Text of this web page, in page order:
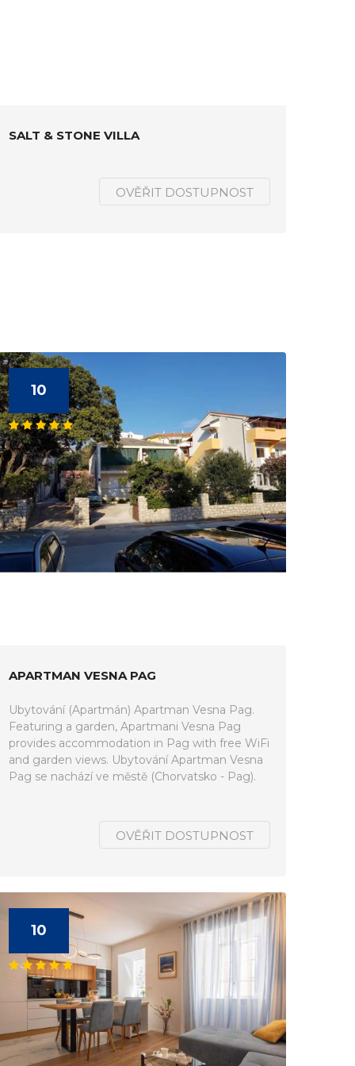
SALT & STONE VILLA
OVĚŘIT DOSTUPNOST
10
APARTMAN VESNA PAG
Ubytování (Apartmán) Apartman Vesna Pag.
Featuring a garden, Apartmani Vesna Pag
provides accommodation in Pag with free WiFi
and garden views. Ubytování Apartman Vesna
Pag se nachází ve městě (Chorvatsko - Pag).
OVĚŘIT DOSTUPNOST
10